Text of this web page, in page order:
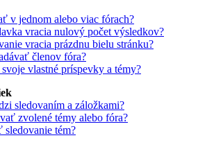
v jednom alebo viac fórach?
vracia nulový počet výsledkov?
vracia prázdnu bielu stránku?
členov fóra?
vlastné príspevky a témy?
sledovaním a záložkami?
zvolené témy alebo fóra?
tém?